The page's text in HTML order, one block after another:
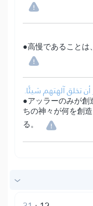
●高慢であることは
أن تخلق آلهتهم شيئًا.
●アッラーのみが
ちの神々が何を創
る。